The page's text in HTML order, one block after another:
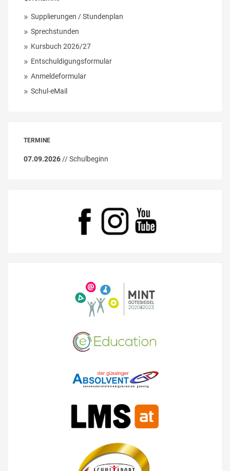
Supplierungen / Stundenplan
Sprechstunden
Kursbuch 2026/27
Entschuldigungsformular
Anmeldeformular
Schul-eMail
TERMINE
07.09.2026 // Schulbeginn